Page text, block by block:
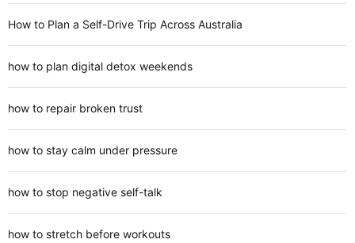
How to Plan a Self-Drive Trip Across Australia
how to plan digital detox weekends
how to repair broken trust
how to stay calm under pressure
how to stop negative self-talk
how to stretch before workouts